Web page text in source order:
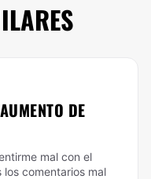
DE
mal con el
los comentarios mal